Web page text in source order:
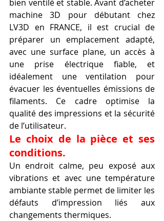
bien ventilé et stable. Avant d’acheter
machine 3D pour débutant chez
LV3D en FRANCE, il est crucial de
préparer un emplacement adapté,
avec une surface plane, un accès à
une prise électrique fiable, et
idéalement une ventilation pour
évacuer les éventuelles émissions de
filaments. Ce cadre optimise la
qualité des impressions et la sécurité
de l’utilisateur.
Le choix de la pièce et ses
conditions.
Un endroit calme, peu exposé aux
vibrations et avec une température
ambiante stable permet de limiter les
défauts d’impression liés aux
changements thermiques.